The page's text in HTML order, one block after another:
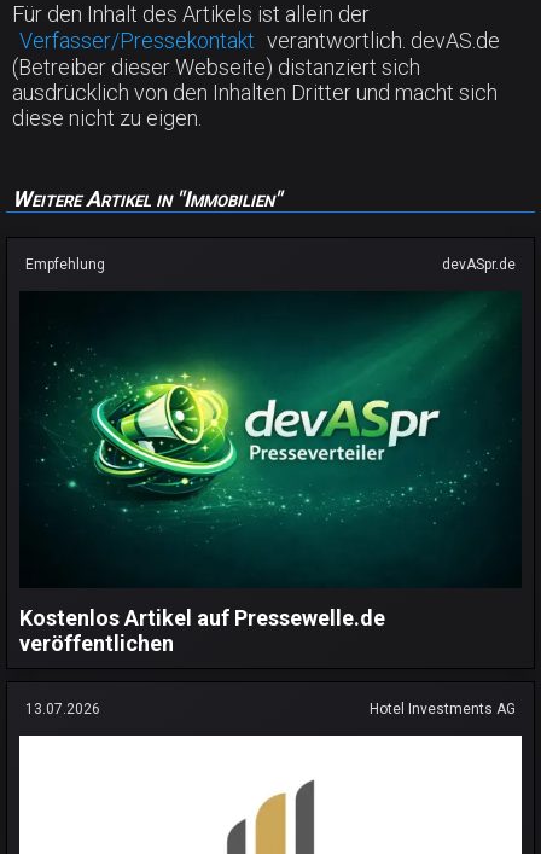
Für den Inhalt des Artikels ist allein der
Verfasser/Pressekontakt verantwortlich. devAS.de
(Betreiber dieser Webseite) distanziert sich
ausdrücklich von den Inhalten Dritter und macht sich
diese nicht zu eigen.
Weitere Artikel in "Immobilien"
Empfehlung devASpr.de
Kostenlos Artikel auf Pressewelle.de
veröffentlichen
13.07.2026 Hotel Investments AG